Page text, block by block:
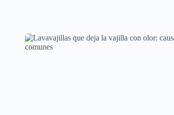
Horno que tarda en precalentar: causas y
soluciones